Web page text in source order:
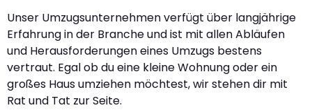
Unser Umzugsunternehmen verfügt über langjährige
Erfahrung in der Branche und ist mit allen Abläufen
und Herausforderungen eines Umzugs bestens
vertraut. Egal ob du eine kleine Wohnung oder ein
großes Haus umziehen möchtest, wir stehen dir mit
Rat und Tat zur Seite.